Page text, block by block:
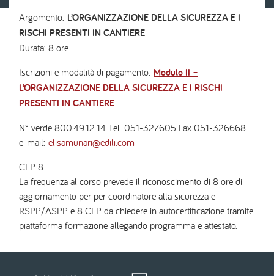
Argomento: L’ORGANIZZAZIONE DELLA SICUREZZA E I
RISCHI PRESENTI IN CANTIERE
Durata: 8 ore
Iscrizioni e modalità di pagamento: Modulo II –
L’ORGANIZZAZIONE DELLA SICUREZZA E I RISCHI
PRESENTI IN CANTIERE
N° verde 800.49.12.14 Tel. 051-327605 Fax 051-326668
e-mail: elisamunari@edili.com
CFP 8
La frequenza al corso prevede il riconoscimento di 8 ore di
aggiornamento per per coordinatore alla sicurezza e
RSPP/ASPP e 8 CFP da chiedere in autocertificazione tramite
piattaforma formazione allegando programma e attestato.